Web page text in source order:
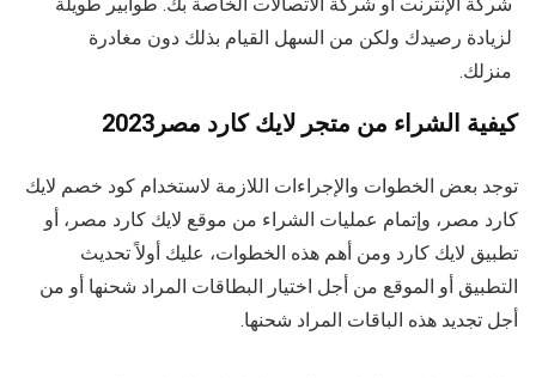
لزيادة رصيدك ولكن من السهل القيام بذلك دون مغادرة
منزلك.
كيفية الشراء من متجر لايك كارد مصر2023
توجد بعض الخطوات والإجراءات اللازمة لاستخدام كود خصم لايك
كارد مصر، وإتمام عمليات الشراء من موقع لايك كارد مصر، أو
تطبيق لايك كارد ومن أهم هذه الخطوات، عليك أولاً تحديث
التطبيق أو الموقع من أجل اختيار البطاقات المراد شحنها أو من
أجل تجديد هذه الباقات المراد شحنها.